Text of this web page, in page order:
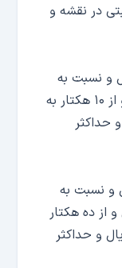
ثبتی در نقشه و
مقطوعا ً ۴.۰۰۰.۰۰۰ ریال و نسبت به
مازاد تا ۱۰ هکتار هرمترمربع ۴۰۰ ریال و از ۱۰ هکتار به
هرمترمربع ۲۰۰ ریال و حداکثر
مقطوعاً ۱۰.۰۰۰.۰۰۰ ریال و نسبت به
هر متر مربع ۴۰۰ ریال و از ده هکتار
نسبت به مازاد هر مترمربع ۲۰۰ ریال و حداکثر